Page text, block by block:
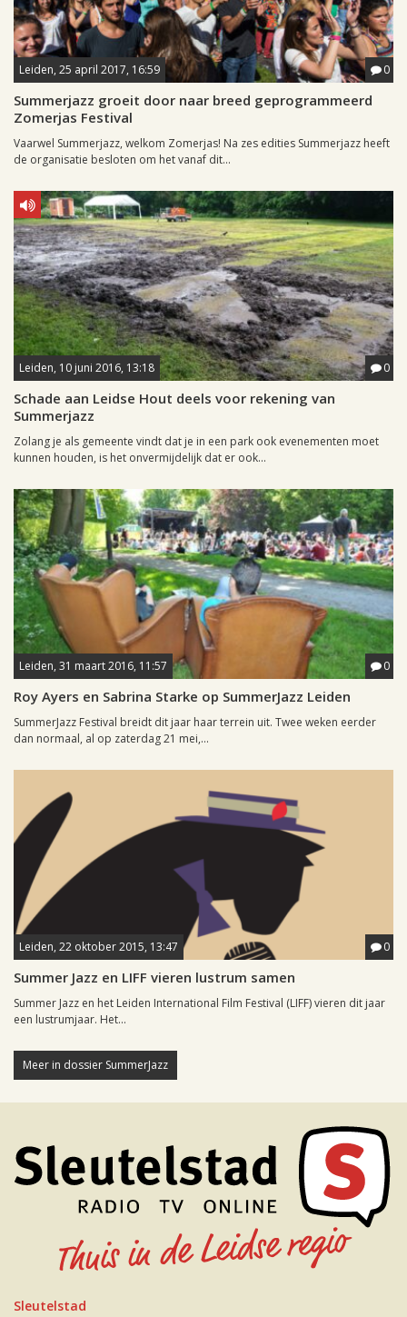
Leiden, 25 april 2017, 16:59 0
Summerjazz groeit door naar breed geprogrammeerd
Zomerjas Festival
Vaarwel Summerjazz, welkom Zomerjas! Na zes edities Summerjazz heeft
de organisatie besloten om het vanaf dit...
Leiden, 10 juni 2016, 13:18 0
Schade aan Leidse Hout deels voor rekening van
Summerjazz
Zolang je als gemeente vindt dat je in een park ook evenementen moet
kunnen houden, is het onvermijdelijk dat er ook...
Leiden, 31 maart 2016, 11:57 0
Roy Ayers en Sabrina Starke op SummerJazz Leiden
SummerJazz Festival breidt dit jaar haar terrein uit. Twee weken eerder
dan normaal, al op zaterdag 21 mei,...
Leiden, 22 oktober 2015, 13:47 0
Summer Jazz en LIFF vieren lustrum samen
Summer Jazz en het Leiden International Film Festival (LIFF) vieren dit jaar
een lustrumjaar. Het...
Meer in dossier SummerJazz
Sleutelstad